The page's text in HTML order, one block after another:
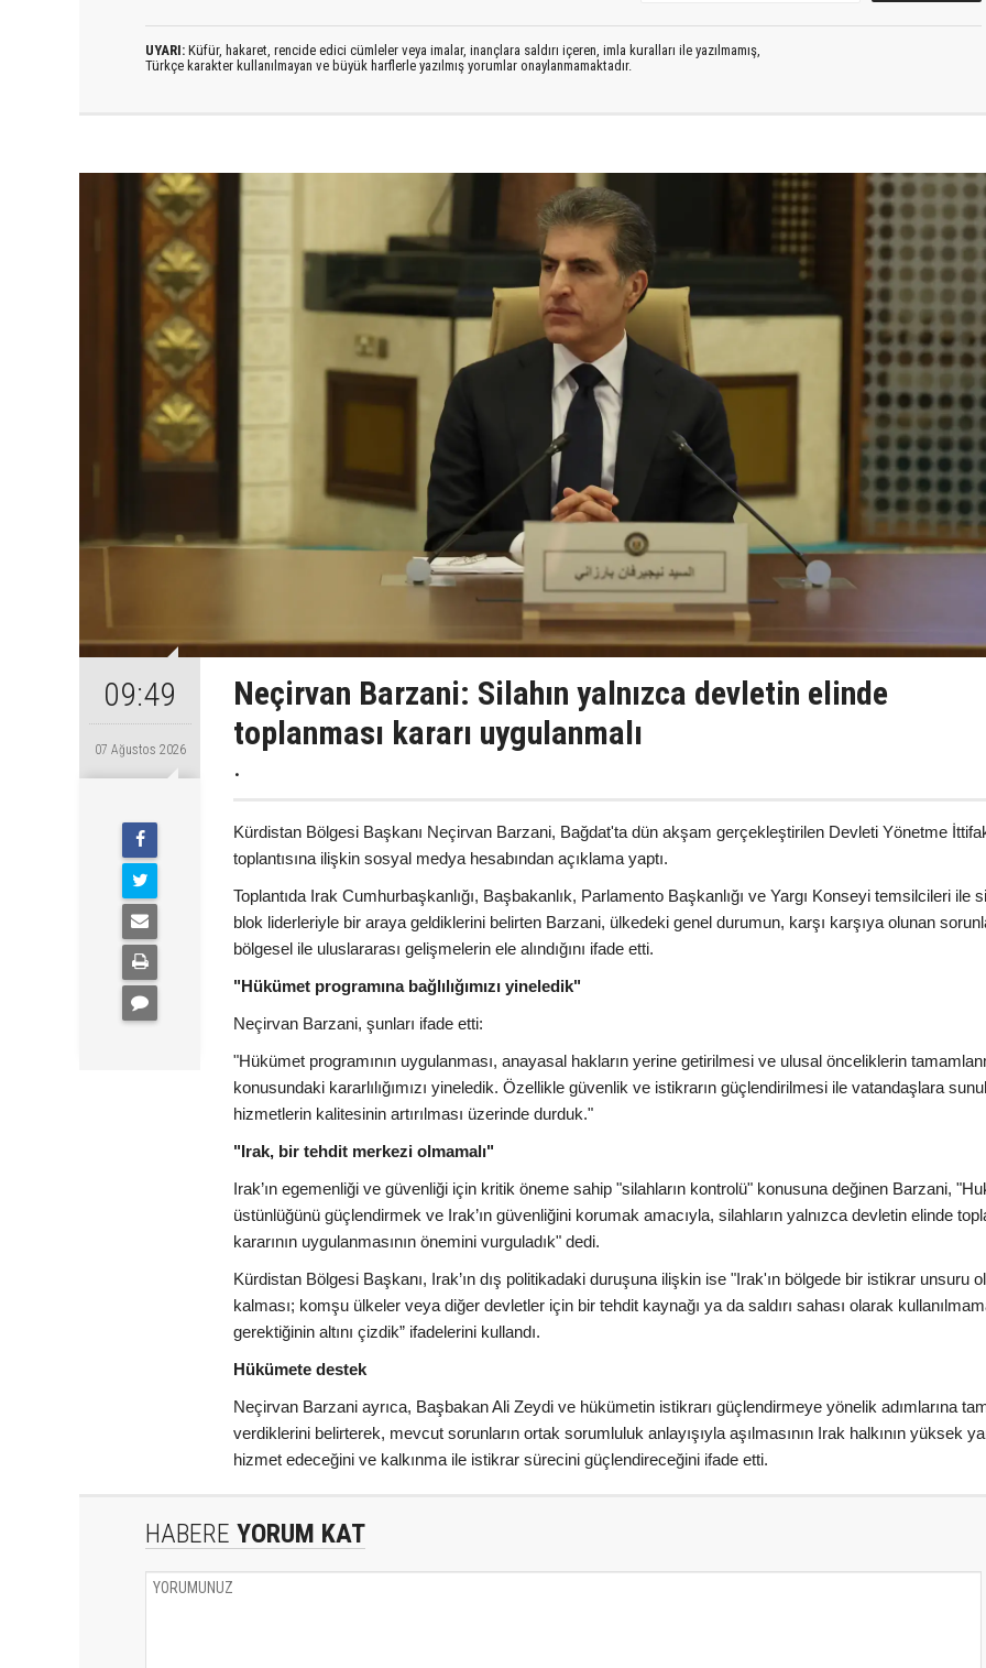
UYARI: Küfür, hakaret, rencide edici cümleler veya imalar, inançlara saldırı içeren, imla kuralları ile yazılmamış,
Türkçe karakter kullanılmayan ve büyük harflerle yazılmış yorumlar onaylanmamaktadır.
09:49
07 Ağustos 2026
Neçirvan Barzani: Silahın yalnızca devletin elinde
toplanması kararı uygulanmalı
.
Kürdistan Bölgesi Başkanı Neçirvan Barzani, Bağdat'ta dün akşam gerçekleştirilen Devleti Yönetme
toplantısına ilişkin sosyal medya hesabından açıklama yaptı.
Toplantıda Irak Cumhurbaşkanlığı, Başbakanlık, Parlamento Başkanlığı ve Yargı Konseyi temsilcileri ile
blok liderleriyle bir araya geldiklerini belirten Barzani, ülkedeki genel durumun, karşı karşıya olunan
bölgesel ile uluslararası gelişmelerin ele alındığını ifade etti.
"Hükümet programına bağlılığımızı yineledik"
Neçirvan Barzani, şunları ifade etti:
"Hükümet programının uygulanması, anayasal hakların yerine getirilmesi ve ulusal önceliklerin
konusundaki kararlılığımızı yineledik. Özellikle güvenlik ve istikrarın güçlendirilmesi ile vatandaşlara
hizmetlerin kalitesinin artırılması üzerinde durduk."
"Irak, bir tehdit merkezi olmamalı"
Irak’ın egemenliği ve güvenliği için kritik öneme sahip "silahların kontrolü" konusuna değinen Barzani,
üstünlüğünü güçlendirmek ve Irak’ın güvenliğini korumak amacıyla, silahların yalnızca devletin elinde
kararının uygulanmasının önemini vurguladık" dedi.
Kürdistan Bölgesi Başkanı, Irak’ın dış politikadaki duruşuna ilişkin ise "Irak'ın bölgede bir istikrar unsuru
kalması; komşu ülkeler veya diğer devletler için bir tehdit kaynağı ya da saldırı sahası olarak
gerektiğinin altını çizdik” ifadelerini kullandı.
Hükümete destek
Neçirvan Barzani ayrıca, Başbakan Ali Zeydi ve hükümetin istikrarı güçlendirmeye yönelik adımlarına
verdiklerini belirterek, mevcut sorunların ortak sorumluluk anlayışıyla aşılmasının Irak halkının yüksek
hizmet edeceğini ve kalkınma ile istikrar sürecini güçlendireceğini ifade etti.
HABERE YORUM KAT